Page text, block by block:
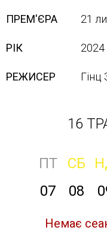
ПРЕМ'ЄРА 21
РІК 2024
РЕЖИСЕР Гінц
16
ПТ СБ
07
08
Немає